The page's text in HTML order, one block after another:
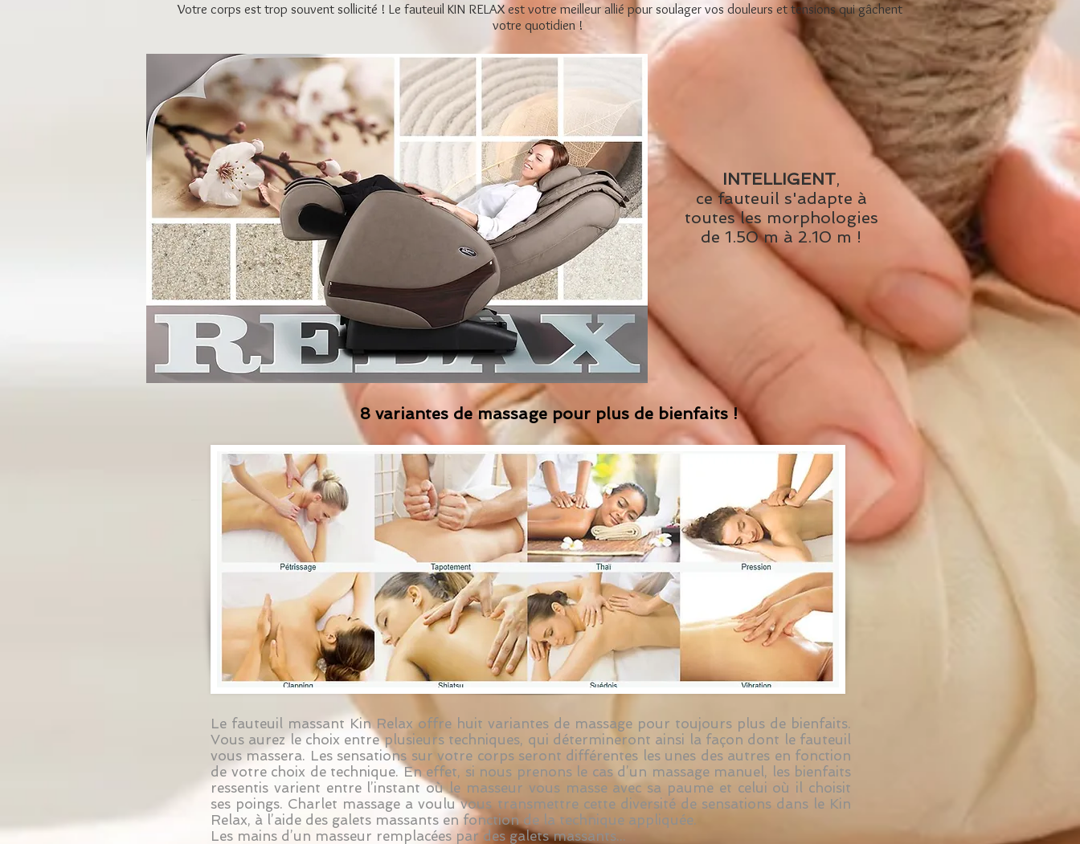
Votre corps est trop souvent sollicité ! Le fauteuil KIN RELAX est votre meilleur allié pour soulager vos douleurs et tensions qui gâchent
votre quotidien !
INTELLIGENT,
ce fauteuil s'adapte à
toutes les morphologies
de 1.50 m à 2.10 m !
8 variantes de massage pour plus de bienfaits !
Le fauteuil massant Kin Relax offre huit variantes de massage pour toujours plus de bienfaits.
Vous aurez le choix entre plusieurs techniques, qui détermineront ainsi la façon dont le fauteuil
vous massera. Les sensations sur votre corps seront différentes les unes des autres en fonction
de votre choix de technique. En effet, si nous prenons le cas d’un massage manuel, les bienfaits
ressentis varient entre l’instant où le masseur vous masse avec sa paume et celui où il choisit
ses poings. Charlet massage a voulu vous transmettre cette diversité de sensations dans le Kin
Relax, à l’aide des galets massants en fonction de la technique appliquée.
Les mains d’un masseur remplacées par des galets massants...